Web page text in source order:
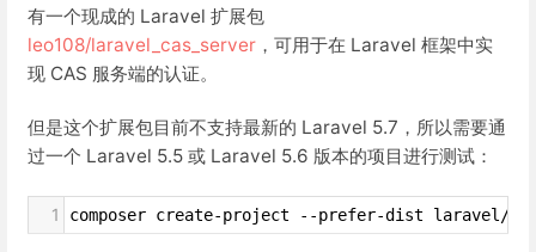
有一个现成的 Laravel 扩展包
leo108/laravel_cas_server ，可用于在 Laravel 框架中实
现 CAS 服务端的认证。
但是这个扩展包目前不支持最新的 Laravel 5.7，所以需要通
过一个 Laravel 5.5 或 Laravel 5.6 版本的项目进行测试：
1 composer create-project --prefer-dist laravel/